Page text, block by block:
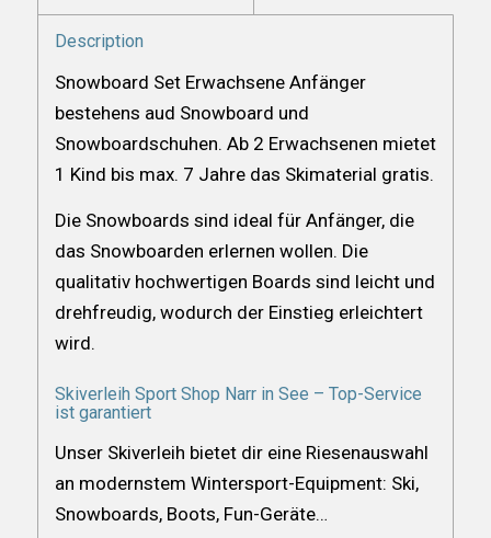
Description
Snowboard Set Erwachsene Anfänger
bestehens aud Snowboard und
Snowboardschuhen. Ab 2 Erwachsenen mietet
1 Kind bis max. 7 Jahre das Skimaterial gratis.
Die Snowboards sind ideal für Anfänger, die
das Snowboarden erlernen wollen. Die
qualitativ hochwertigen Boards sind leicht und
drehfreudig, wodurch der Einstieg erleichtert
wird.
Skiverleih Sport Shop Narr in See – Top-Service
ist garantiert
Unser Skiverleih bietet dir eine Riesenauswahl
an modernstem Wintersport-Equipment: Ski,
Snowboards, Boots, Fun-Geräte…